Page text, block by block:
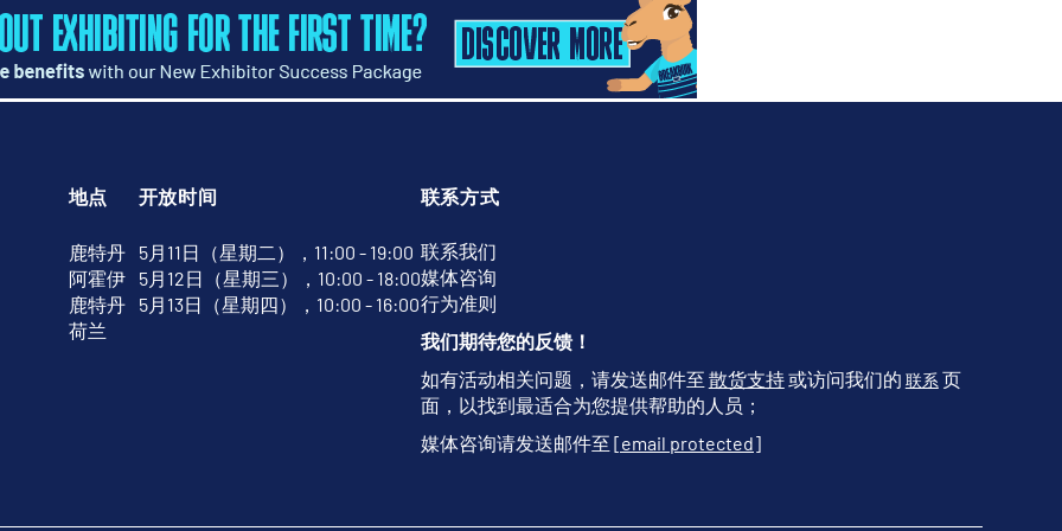
地点
鹿特丹
阿霍伊
鹿特丹
荷兰
开放时间
5月11日（星期二），11:00 - 19:00
5月12日（星期三），10:00 - 18:00
5月13日（星期四），10:00 - 16:00
联系方式
联系我们
媒体咨询
行为准则
我们期待您的反馈！
如有活动相关问题，请发送邮件至 散货支持或访问我们的 联系 页
面，以找到最适合为您提供帮助的人员；
媒体咨询请发送邮件至 [email protected]